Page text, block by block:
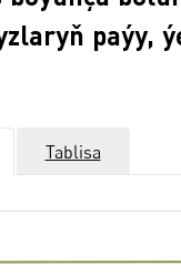
paýy,